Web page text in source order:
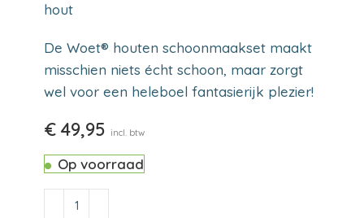
hout
De Woet® houten schoonmaakset maakt
misschien niets écht schoon, maar zorgt
wel voor een heleboel fantasierijk plezier!
€ 49,95 incl. btw
Op voorraad